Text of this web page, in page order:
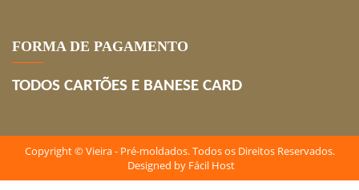
FORMA DE PAGAMENTO
TODOS CARTÕES E BANESE CARD
Copyright © Vieira - Pré-moldados. Todos os Direitos Reservados.
Designed by Fácil Host